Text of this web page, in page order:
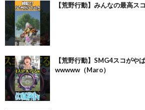
【荒野行動】みんなの最高ス
【荒野行動】SMG4スコがや
wwwww（Maro）